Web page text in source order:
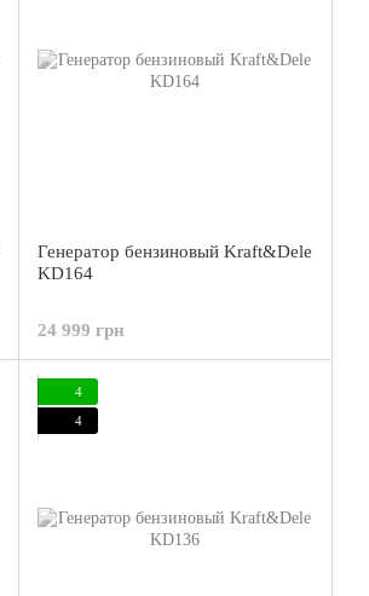
Генератор бензиновый Kraft&Dele
KD164
24 999 грн
4
4